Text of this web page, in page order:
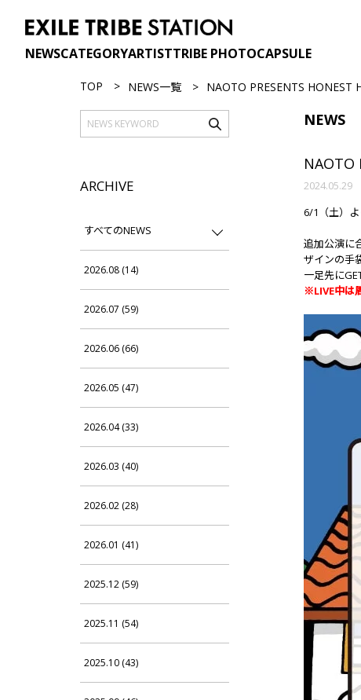
NEWSCATEGORYARTISTTRIBE PHOTOCAPSULE
TOP NEWS一覧 NAOTO PRESENTS HONEST
ARCHIVE
すべてのNEWS
2026.08 (14)
2026.07 (59)
2026.06 (66)
2026.05 (47)
2026.04 (33)
2026.03 (40)
2026.02 (28)
2026.01 (41)
2025.12 (59)
2025.11 (54)
2025.10 (43)
NEWS
NAOTO
2024.05.29
6/1（土）よ
追加公演に
ザインの手
一足先に
※LIVE中は